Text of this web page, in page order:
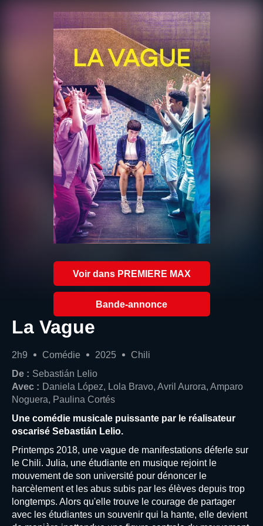
Voir dans PREMIERE MAX
Bande-annonce
La Vague
2h9 Comédie 2025
Chili
De : Sebastián Lelio
Avec : Daniela López, Lola Bravo, Avril Aurora, Amparo
Noguera, Paulina Cortés
Une comédie musicale puissante par le réalisateur
oscarisé Sebastián Lelio.
Printemps 2018, une vague de manifestations déferle sur
le Chili. Julia, une étudiante en musique rejoint le
mouvement de son université pour dénoncer le
harcèlement et les abus subis par les élèves depuis trop
longtemps. Alors qu'elle trouve le courage de partager
avec les étudiantes un souvenir qui la hante, elle devient